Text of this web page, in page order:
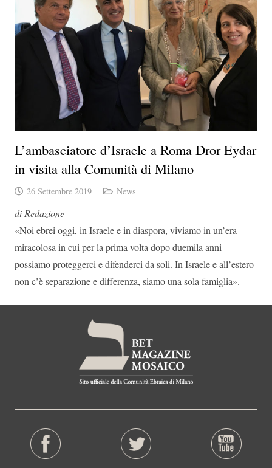
L’ambasciatore d’Israele a Roma Dror Eydar
in visita alla Comunità di Milano
26 Settembre 2019 News
di Redazione
«Noi ebrei oggi, in Israele e in diaspora, viviamo in un’era
miracolosa in cui per la prima volta dopo duemila anni
possiamo proteggerci e difenderci da soli. In Israele e all’estero
non c’è separazione e differenza, siamo una sola famiglia».